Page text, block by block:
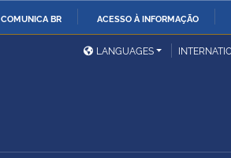
COMUNICA BR ACESSO À INFORMAÇÃO
Ministério das Relações
ExterioresLANGUAGES